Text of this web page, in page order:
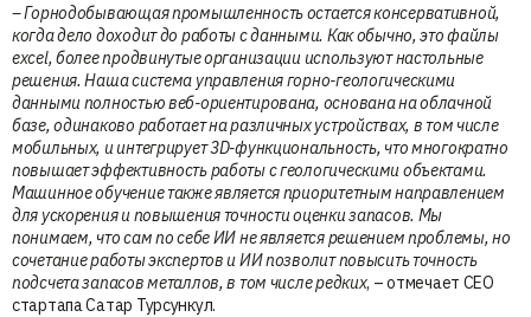
– Горнодобывающая промышленность остается консервативной,
когда дело доходит до работы с данными. Как обычно, это файлы
excel, более продвинутые организации используют настольные
решения. Наша система управления горно-геологическими
данными полностью веб-ориентирована, основана на облачной
базе, одинаково работает на различных устройствах, в том числе
мобильных, и интегрирует 3D-функциональность, что многократно
повышает эффективность работы с геологическими объектами.
Машинное обучение также является приоритетным направлением
для ускорения и повышения точности оценки запасов. Мы
понимаем, что сам по себе ИИ не является решением проблемы, но
сочетание работы экспертов и ИИ позволит повысить точность
подсчета запасов металлов, в том числе редких, – отмечает CEO
стартапа Сатар Турсункул.